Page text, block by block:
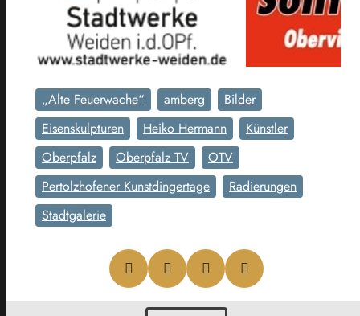
„Alte Feuerwache“ amberg
Bilder
Eisenskulpturen
Heiko Hermann
Künstler
Oberpfalz
Oberpfalz TV
OTV
Pertolzhofener Kunstdingertage
Radierungen
Stadtgalerie